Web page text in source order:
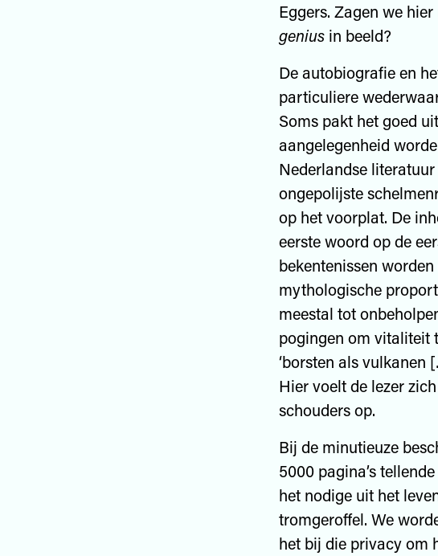
Eggers. Zagen we
genius in beeld?
De autobiografie en
particuliere
Soms pakt het goed
aangelegenheid
Nederlandse
ongepolijste
op het voorplat. De
eerste woord op de
bekentenissen
mythologische
meestal tot
pogingen om vitaliteit
‘borsten als vulkanen
Hier voelt de lezer
schouders op.
Bij de minutieuze
5000 pagina’s
het nodige uit het
tromgeroffel. We
het bij die privacy om